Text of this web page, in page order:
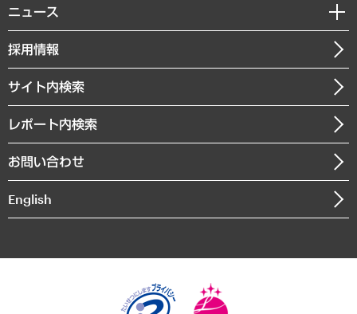
共生・ダイバーシティ
GRC（ガバナンス・リスク・コンプライアンス）・防災（政策）
経済・産業・雇用・労働
まちづくり・観光・交通・スポーツ・スマートシティ
自然資源・農林水産業・食料システム
経営用語集
受託・受注実績（官公庁関連）
メディア掲載・出演
受託案件情報
私たちの想い
社長メッセージ
会社概要
沿革
組織図・本部部室紹介
インドネシア現地法人
個人情報保護方針
ニュース
ニュースリリース
お知らせ
採用情報
サイト内検索
レポート内検索
お問い合わせ
English